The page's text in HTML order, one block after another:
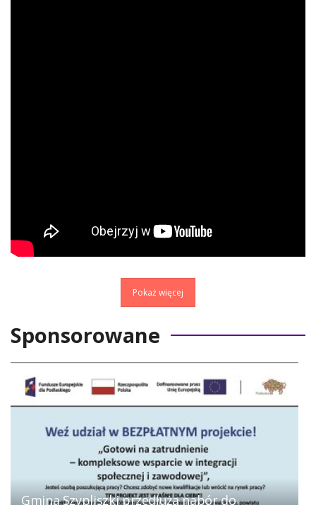
Pokaż więcej
Sponsorowane
Gmina Szypliszki przedłuża nabór do